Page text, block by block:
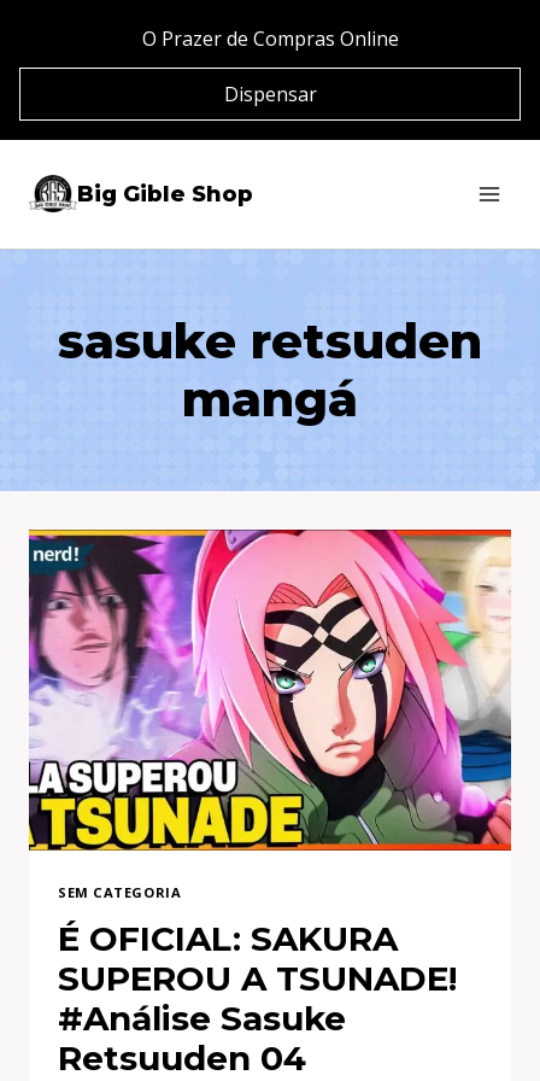
Conteúdo
O Prazer de Compras Online
Dispensar
Big Gible Shop
sasuke retsuden
mangá
SEM CATEGORIA
É OFICIAL: SAKURA
SUPEROU A TSUNADE!
#Análise Sasuke
Retsuuden 04